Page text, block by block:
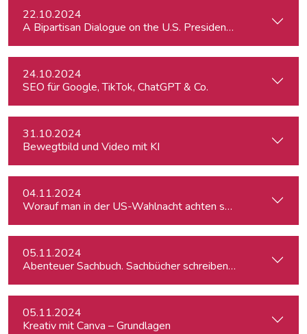
22.10.2024
A Bipartisan Dialogue on the U.S. Presidential Elections:
24.10.2024
SEO für Google, TikTok, ChatGPT & Co.
31.10.2024
Bewegtbild und Video mit KI
04.11.2024
Worauf man in der US-Wahlnacht achten sollte
05.11.2024
Abenteuer Sachbuch. Sachbücher schreiben für
05.11.2024
Kreativ mit Canva – Grundlagen